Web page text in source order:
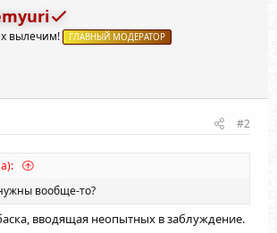
вылечим! ГЛАВНЫЙ МОДЕРАТОР
#2
вообще-то?
вводящая неопытных в заблуждение.